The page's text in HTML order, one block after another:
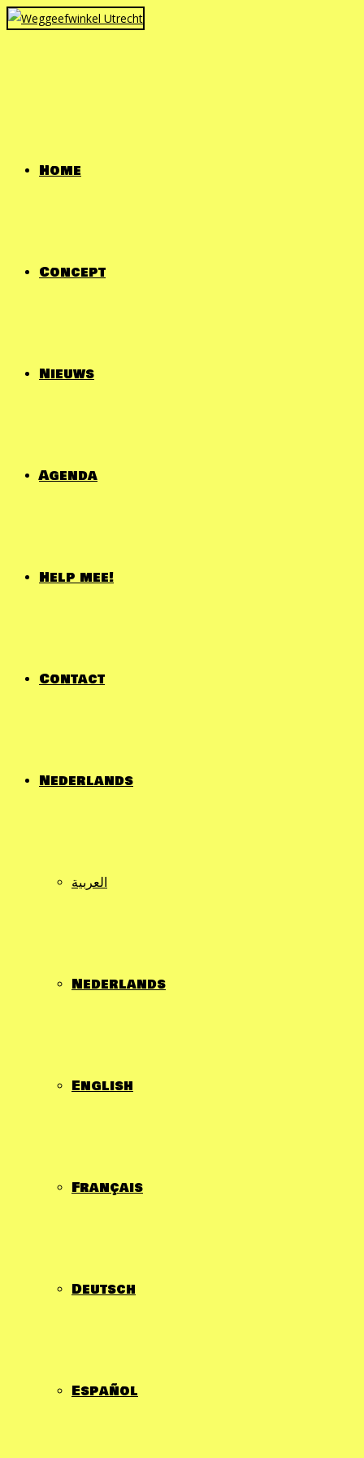
Ga
Home
Concept
Nieuws
Agenda
Help mee!
Contact
Nederlands
العربية
Nederlands
English
Français
Deutsch
Español